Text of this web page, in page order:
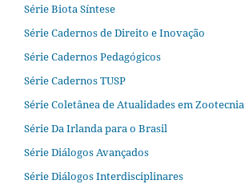
Série Biota Síntese
Série Cadernos de Direito e Inovação
Série Cadernos Pedagógicos
Série Cadernos TUSP
Série Coletânea de Atualidades em Zootecnia
Série Da Irlanda para o Brasil
Série Diálogos Avançados
Série Diálogos Interdisciplinares